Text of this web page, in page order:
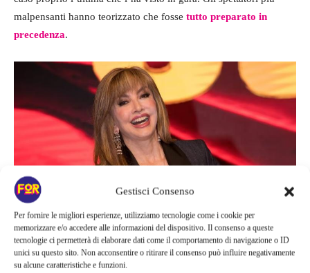
Gestisci Consenso
Per fornire le migliori esperienze, utilizziamo tecnologie come i cookie per
memorizzare e/o accedere alle informazioni del dispositivo. Il consenso a queste
tecnologie ci permetterà di elaborare dati come il comportamento di navigazione o ID
unici su questo sito. Non acconsentire o ritirare il consenso può influire negativamente
su alcune caratteristiche e funzioni.
malpensanti hanno teorizzato che fosse tutto preparato in
precedenza.
Milly Carlucci